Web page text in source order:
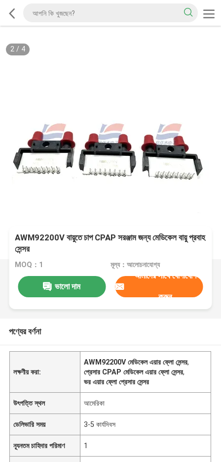
2/ 4
AWM92200V বায়ুতে চাপ CPAP সরঞ্জাম জন্য মেডিকেল বায়ু প্রবাহ
সেন্সর
MOQ：1 মূল্য：আলোচনাযোগ্য
ভালো দাম
আমাদের সাথে যোগাযোগ
করুন
পণ্যের বর্ণনা
লক্ষণীয় করা:
AWM92200V মেডিকেল এয়ার ফ্লো সেন্সর,
প্রেসার CPAP মেডিকেল এয়ার ফ্লো সেন্সর,
ভর এয়ার ফ্লো প্রেসার সেন্সর
উৎপত্তি স্থল আমেরিকা
ডেলিভারি সময় 3-5 কার্যদিবস
ন্যূনতম চাহিদার পরিমাণ 1